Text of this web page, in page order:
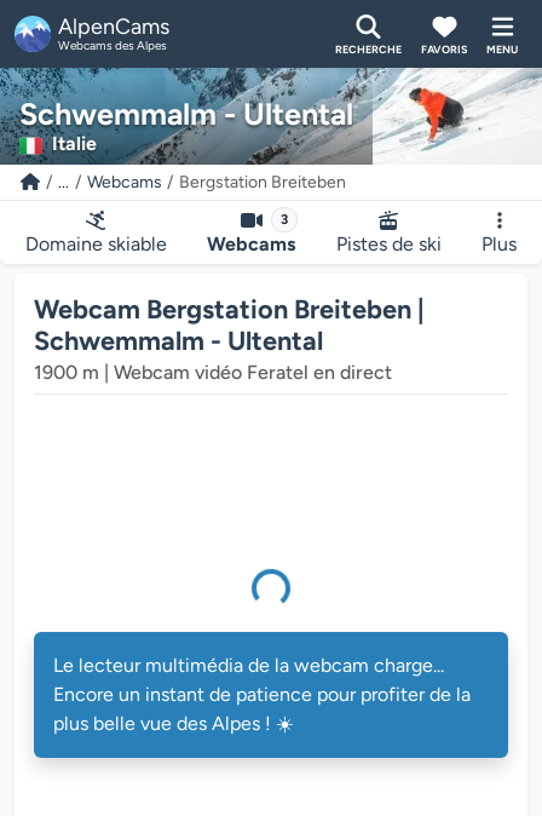
AlpenCams
Webcams des Alpes RECHERCHE FAVORIS MENU
Schwemmalm - Ultental
Italie
... Webcams Bergstation Breiteben
Domaine skiable
3
Webcams Pistes de ski Plus
Webcam Bergstation Breiteben |
Schwemmalm - Ultental
1900 m | Webcam vidéo Feratel en direct
de la webcam charge...
Le lecteur multimédia de la webcam charge...
Encore un instant de patience pour profiter de la
plus belle vue des Alpes ! ☀️